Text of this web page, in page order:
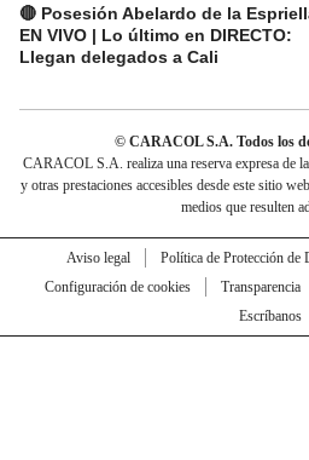
🔴 Posesión Abelardo de la
EN VIVO | Lo último en DIRECTO:
Llegan delegados a Cali
© CARACOL S.A. Todos los
CARACOL S.A. realiza una reserva expresa de
y otras prestaciones accesibles desde este sitio
medios que resulten
Aviso legal Política de Protección de
Configuración de cookies
Transparencia
Escríbanos